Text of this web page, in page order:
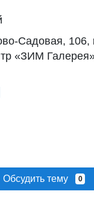
Садовая, 106,
«ЗИМ
Обсудить тему 0